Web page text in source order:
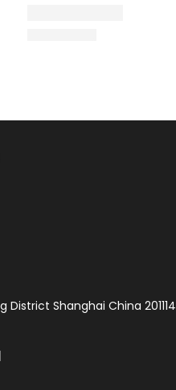
District Shanghai China 201114